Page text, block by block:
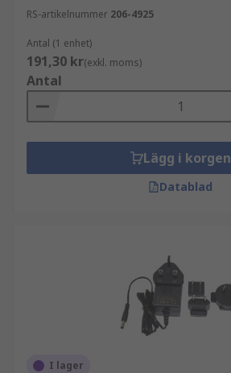
RS-artikelnummer 206-4925
Antal (1 enhet)
191,30 kr(exkl. moms)
Antal
Lägg i korgen
Datablad
I lager